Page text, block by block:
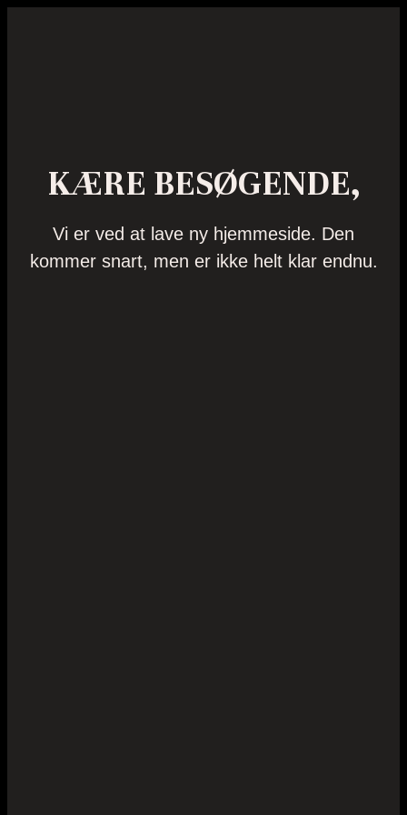
KÆRE BESØGENDE,
Vi er ved at lave ny hjemmeside. Den
kommer snart, men er ikke helt klar endnu.